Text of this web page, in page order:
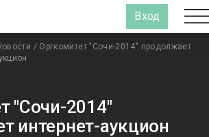
Вход
/ Оргкомитет "Сочи-2014" продолжает
"Сочи-2014"
интернет-аукцион